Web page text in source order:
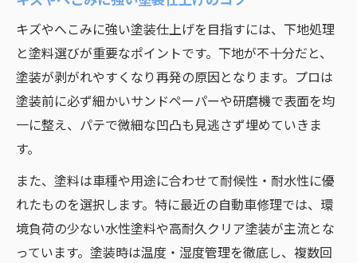
キズやへこみに強い塗装仕上げを目指すには、下地処理
と塗料選びが重要なポイントです。下地が不十分だと、
塗装が剥がれやすくなり再発の原因となります。プロは
塗装前に必ず細かいサンドペーパーや研磨機で表面を均
一に整え、パテで微細な凹凸も見逃さず埋めていきま
す。
また、塗料は車種や用途に合わせて耐候性・耐水性に優
れたものを選択します。特に最近の自動車修理では、環
境負荷の少ない水性塗料や高耐久クリア塗装が主流とな
っています。塗装時は温度・湿度管理を徹底し、複数回